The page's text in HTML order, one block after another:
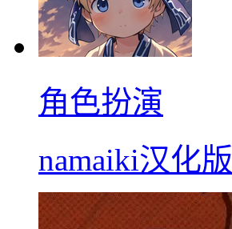
角色扮演
namaiki汉化版